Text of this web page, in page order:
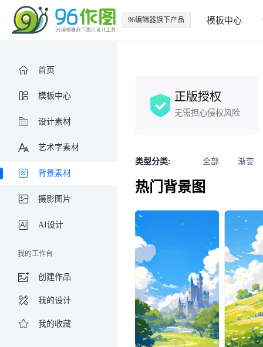
96编辑器旗下产品 模板中心
首页
模板中心
设计素材
艺术字素材
背景素材
摄影图片
AI设计
我的工作台
创建作品
我的设计
我的收藏
正版授权
无需担心侵权风险
类型分类: 全部 渐变
热门背景图